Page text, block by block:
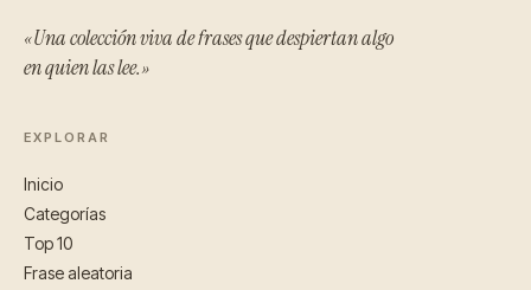
«Una colección viva de frases que despiertan algo
en quien las lee.»
EXPLORAR
Inicio
Categorías
Top 10
Frase aleatoria